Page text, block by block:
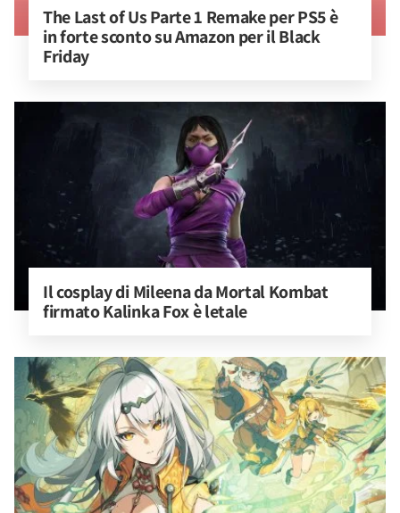
The Last of Us Parte 1 Remake per PS5 è
in forte sconto su Amazon per il Black
Friday
Il cosplay di Mileena da Mortal Kombat
firmato Kalinka Fox è letale